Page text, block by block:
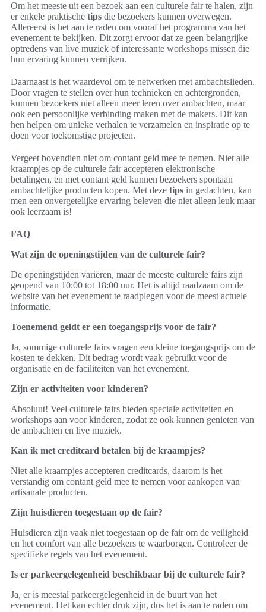
Om het meeste uit een bezoek aan een culturele fair te halen, zijn
er enkele praktische tips die bezoekers kunnen overwegen.
Allereerst is het aan te raden om vooraf het programma van het
evenement te bekijken. Dit zorgt ervoor dat ze geen belangrijke
optredens van live muziek of interessante workshops missen die
hun ervaring kunnen verrijken.
Daarnaast is het waardevol om te netwerken met ambachtslieden.
Door vragen te stellen over hun technieken en achtergronden,
kunnen bezoekers niet alleen meer leren over ambachten, maar
ook een persoonlijke verbinding maken met de makers. Dit kan
hen helpen om unieke verhalen te verzamelen en inspiratie op te
doen voor toekomstige projecten.
Vergeet bovendien niet om contant geld mee te nemen. Niet alle
kraampjes op de culturele fair accepteren elektronische
betalingen, en met contant geld kunnen bezoekers spontaan
ambachtelijke producten kopen. Met deze tips in gedachten, kan
men een onvergetelijke ervaring beleven die niet alleen leuk maar
ook leerzaam is!
FAQ
Wat zijn de openingstijden van de culturele fair?
De openingstijden variëren, maar de meeste culturele fairs zijn
geopend van 10:00 tot 18:00 uur. Het is altijd raadzaam om de
website van het evenement te raadplegen voor de meest actuele
informatie.
Toenemend geldt er een toegangsprijs voor de fair?
Ja, sommige culturele fairs vragen een kleine toegangsprijs om de
kosten te dekken. Dit bedrag wordt vaak gebruikt voor de
organisatie en de faciliteiten van het evenement.
Zijn er activiteiten voor kinderen?
Absoluut! Veel culturele fairs bieden speciale activiteiten en
workshops aan voor kinderen, zodat ze ook kunnen genieten van
de ambachten en live muziek.
Kan ik met creditcard betalen bij de kraampjes?
Niet alle kraampjes accepteren creditcards, daarom is het
verstandig om contant geld mee te nemen voor aankopen van
artisanale producten.
Zijn huisdieren toegestaan op de fair?
Huisdieren zijn vaak niet toegestaan op de fair om de veiligheid
en het comfort van alle bezoekers te waarborgen. Controleer de
specifieke regels van het evenement.
Is er parkeergelegenheid beschikbaar bij de culturele fair?
Ja, er is meestal parkeergelegenheid in de buurt van het
evenement. Het kan echter druk zijn, dus het is aan te raden om